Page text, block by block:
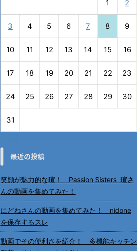
1 2
3 4 5 6 7 8 9
10 11 12 13 14 15 16
17 18 19 20 21 22 23
24 25 26 27 28 29 30
31
最近の投稿
笑顔が魅力的な瑄！ Passion Sisters 瑄さ
んの動画を集めてみた！
にどねさんの動画を集めてみた！ nidone
を保存するスレ
動画でその便利さを紹介！ 多機能キッチン